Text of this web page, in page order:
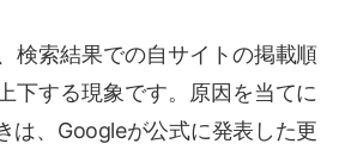
検索結果での自サイトの掲載順
下する現象です。原因を当てに
は、Googleが公式に発表した更